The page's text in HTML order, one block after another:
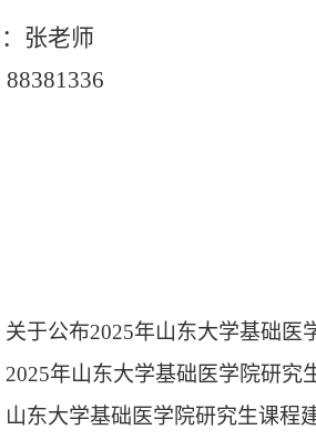
张老师
88381336
关于公布2025年山东大学基础医
2025年山东大学基础医学院研究
山东大学基础医学院研究生课程